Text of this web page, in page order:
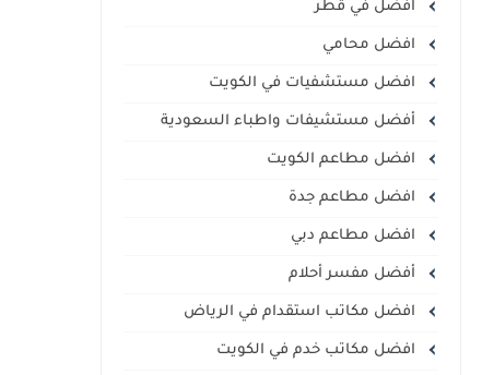
افضل في قطر
افضل محامي
افضل مستشفيات في الكويت
أفضل مستشيفات واطباء السعودية
افضل مطاعم الكويت
افضل مطاعم جدة
افضل مطاعم دبي
أفضل مفسر أحلام
افضل مكاتب استقدام في الرياض
افضل مكاتب خدم في الكويت